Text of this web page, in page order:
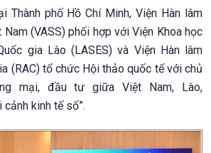
Thành phố Hồ Chí Minh, Viện Hàn lâm
Nam (VASS) phối hợp với Viện Khoa học
gia Lào (LASES) và Viện Hàn lâm
(RAC) tổ chức Hội thảo quốc tế với chủ
mại, đầu tư giữa Việt Nam, Lào,
kinh tế số”.